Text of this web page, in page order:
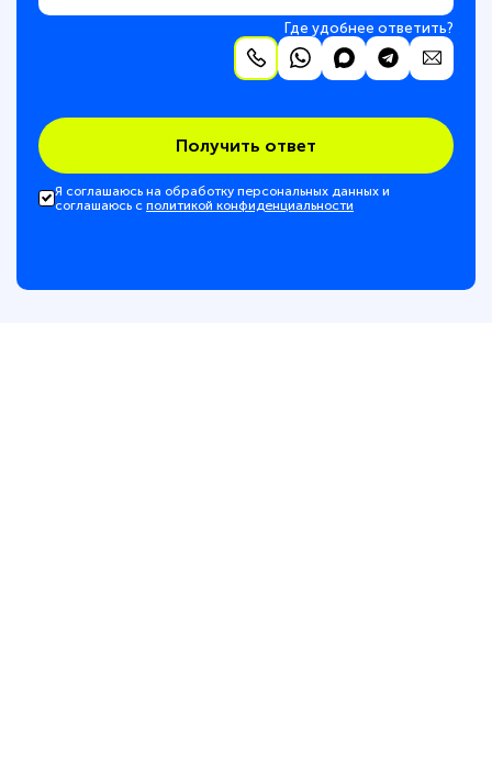
Где удобнее ответить?
Получить ответ
Я соглашаюсь на обработку персональных данных и
соглашаюсь с политикой конфиденциальности